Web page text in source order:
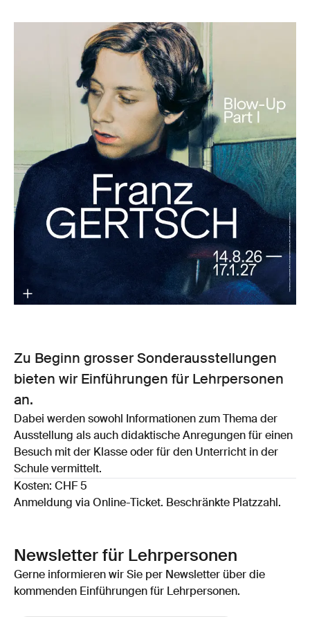
Zu Beginn grosser Sonderausstellungen
bieten wir Einführungen für Lehrpersonen
an.
Dabei werden sowohl Informationen zum Thema der
Ausstellung als auch didaktische Anregungen für einen
Besuch mit der Klasse oder für den Unterricht in der
Schule vermittelt.
Kosten: CHF 5
Anmeldung via Online-Ticket. Beschränkte Platzzahl.
Newsletter für Lehrpersonen
Gerne informieren wir Sie per Newsletter über die
kommenden Einführungen für Lehrpersonen.